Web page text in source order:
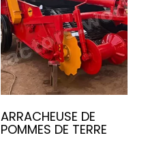
ARRACHEUSE DE
POMMES DE TERRE